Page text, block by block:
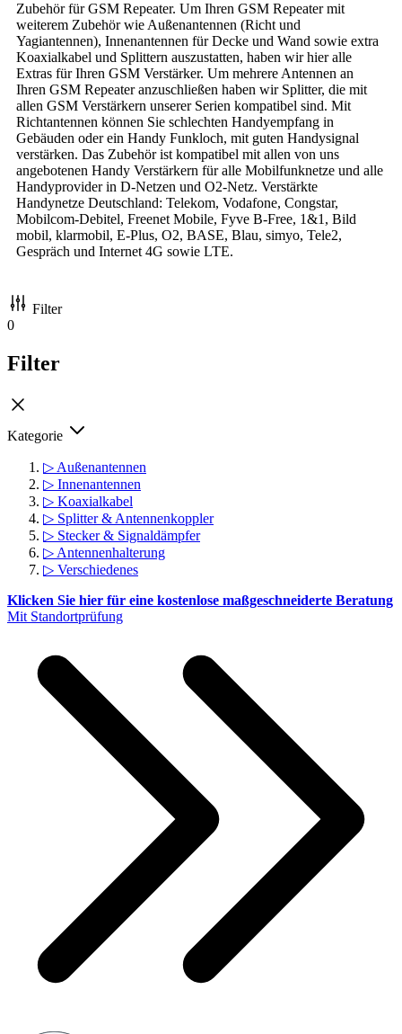
Zubehör für GSM Repeater. Um Ihren GSM Repeater mit
weiterem Zubehör wie Außenantennen (Richt und
Yagiantennen), Innenantennen für Decke und Wand sowie extra
Koaxialkabel und Splittern auszustatten, haben wir hier alle
Extras für Ihren GSM Verstärker. Um mehrere Antennen an
Ihren GSM Repeater anzuschließen haben wir Splitter, die mit
allen GSM Verstärkern unserer Serien kompatibel sind. Mit
Richtantennen können Sie schlechten Handyempfang in
Gebäuden oder ein Handy Funkloch, mit guten Handysignal
verstärken. Das Zubehör ist kompatibel mit allen von uns
angebotenen Handy Verstärkern für alle Mobilfunknetze und alle
Handyprovider in D-Netzen und O2-Netz. Verstärkte
Handynetze Deutschland: Telekom, Vodafone, Congstar,
Mobilcom-Debitel, Freenet Mobile, Fyve B-Free, 1&1, Bild
mobil, klarmobil, E-Plus, O2, BASE, Blau, simyo, Tele2,
Gespräch und Internet 4G sowie LTE.
Filter
0
Filter
Kategorie
▷ Außenantennen
▷ Innenantennen
▷ Koaxialkabel
▷ Splitter & Antennenkoppler
▷ Stecker & Signaldämpfer
▷ Antennenhalterung
▷ Verschiedenes
Klicken Sie hier für eine kostenlose maßgeschneiderte Beratung
Mit Standortprüfung